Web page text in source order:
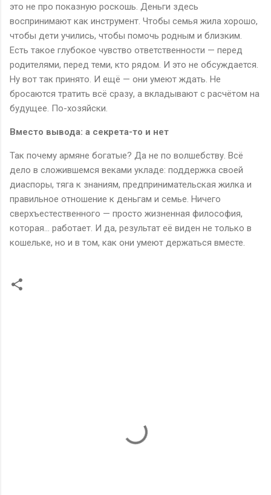
это не про показную роскошь. Деньги здесь
воспринимают как инструмент. Чтобы семья жила хорошо,
чтобы дети учились, чтобы помочь родным и близким.
Есть такое глубокое чувство ответственности — перед
родителями, перед теми, кто рядом. И это не обсуждается.
Ну вот так принято. И ещё — они умеют ждать. Не
бросаются тратить всё сразу, а вкладывают с расчётом на
будущее. По-хозяйски.
Вместо вывода: а секрета-то и нет
Так почему армяне богатые? Да не по волшебству. Всё
дело в сложившемся веками укладе: поддержка своей
диаспоры, тяга к знаниям, предпринимательская жилка и
правильное отношение к деньгам и семье. Ничего
сверхъестественного — просто жизненная философия,
которая… работает. И да, результат её виден не только в
кошельке, но и в том, как они умеют держаться вместе.